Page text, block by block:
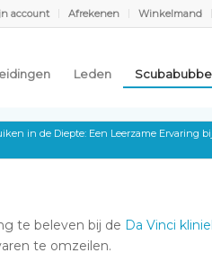
account Afrekenen Winkelmand
Leden
in de Diepte: Een Leerzame Ervaring
te beleven bij de Da Vinci
te omzeilen.